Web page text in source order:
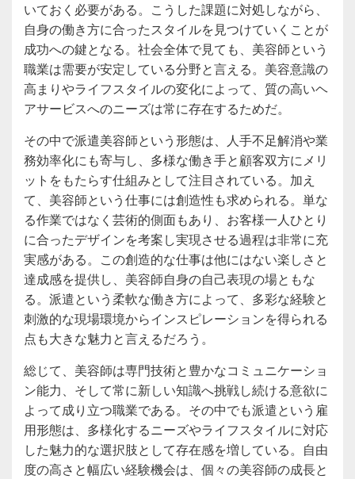
いておく必要がある。こうした課題に対処しながら、
自身の働き方に合ったスタイルを見つけていくことが
成功への鍵となる。社会全体で見ても、美容師という
職業は需要が安定している分野と言える。美容意識の
高まりやライフスタイルの変化によって、質の高いヘ
アサービスへのニーズは常に存在するためだ。
その中で派遣美容師という形態は、人手不足解消や業
務効率化にも寄与し、多様な働き手と顧客双方にメリ
ットをもたらす仕組みとして注目されている。加え
て、美容師という仕事には創造性も求められる。単な
る作業ではなく芸術的側面もあり、お客様一人ひとり
に合ったデザインを考案し実現させる過程は非常に充
実感がある。この創造的な仕事は他にはない楽しさと
達成感を提供し、美容師自身の自己表現の場ともな
る。派遣という柔軟な働き方によって、多彩な経験と
刺激的な現場環境からインスピレーションを得られる
点も大きな魅力と言えるだろう。
総じて、美容師は専門技術と豊かなコミュニケーショ
ン能力、そして常に新しい知識へ挑戦し続ける意欲に
よって成り立つ職業である。その中でも派遣という雇
用形態は、多様化するニーズやライフスタイルに対応
した魅力的な選択肢として存在感を増している。自由
度の高さと幅広い経験機会は、個々の美容師の成長と